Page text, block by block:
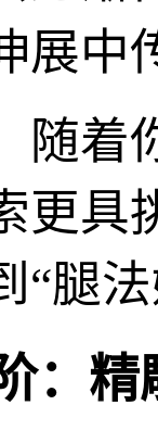
展中
随着
更具
“腿
：